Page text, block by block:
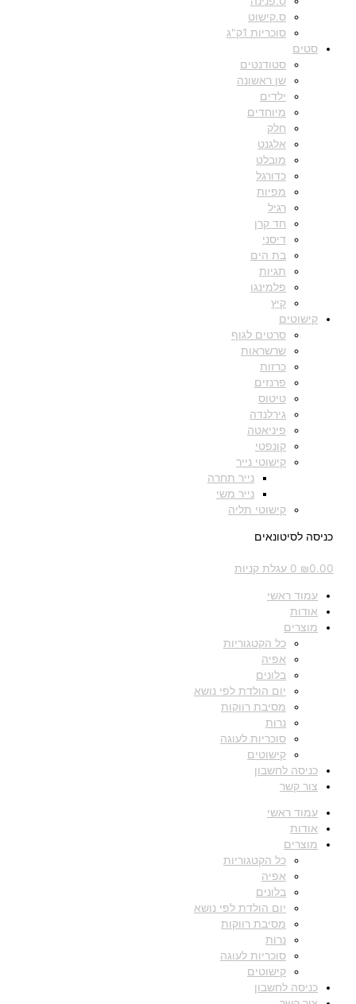
ס.קישוט
סוכריות 1ק"ג
סטים
סטודנטים
שן ראשונה
ילדים
מיוחדים
חלק
אלגנט
מובלט
כדורגל
מפיות
רגיל
חד קרן
דיסני
בת הים
תגיות
פלמינגו
קיץ
קישוטים
סרטים לגוף
שרשראות
כרזות
פרנזים
טיטוס
גירלנדה
פיניאטה
קונפטי
קישוטי נייר
נייר תחרה
נייר משי
קישוטי תליה
כניסה לסיטונאים
₪0.00
0 עגלת קניות
עמוד ראשי
אודות
מוצרים
כל הקטגוריות
אפיה
בלונים
יום הולדת לפי נושא
מסיבת רווקות
נרות
סוכריות לעוגה
קישוטים
כניסה לחשבון
צור קשר
עמוד ראשי
אודות
מוצרים
כל הקטגוריות
אפיה
בלונים
יום הולדת לפי נושא
מסיבת רווקות
נרות
סוכריות לעוגה
קישוטים
כניסה לחשבון